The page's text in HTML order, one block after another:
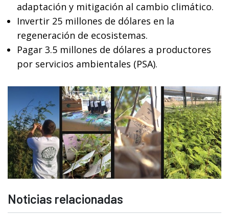
adaptación y mitigación al cambio climático.
Invertir 25 millones de dólares en la
regeneración de ecosistemas.
Pagar 3.5 millones de dólares a productores
por servicios ambientales (PSA).
Noticias relacionadas